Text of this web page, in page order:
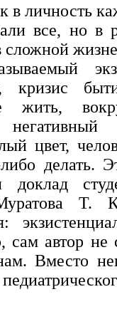
в личность
все, но в
сложной
кризис
жить,
цвет,
делать.
Муратова Т.
автор не
Вместо